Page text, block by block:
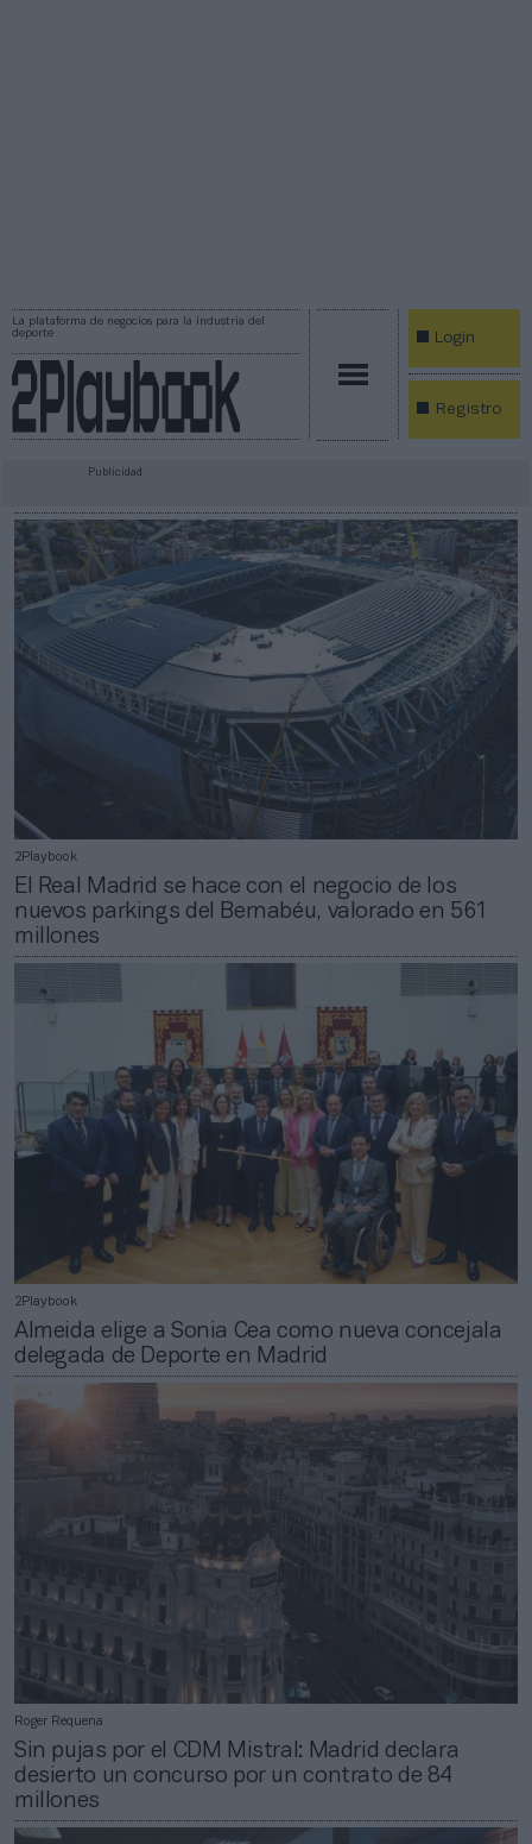
La plataforma de negocios para la industria del
deporte
Login
Registro
Publicidad
2Playbook
El Real Madrid se hace con el negocio de los
nuevos parkings del Bernabéu, valorado en 561
millones
2Playbook
Almeida elige a Sonia Cea como nueva concejala
delegada de Deporte en Madrid
Roger Requena
Sin pujas por el CDM Mistral: Madrid declara
desierto un concurso por un contrato de 84
millones